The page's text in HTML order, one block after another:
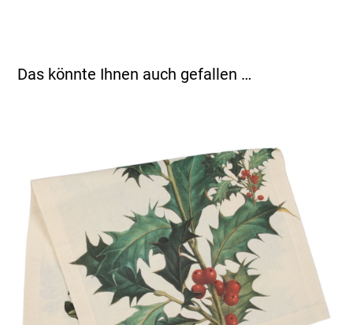
Das könnte Ihnen auch gefallen …